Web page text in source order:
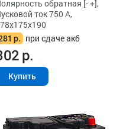
обратная [- +],
ток 750 А,
р. при сдаче акб
р.
Купить